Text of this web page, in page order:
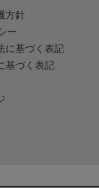
方針
ー
に基づく表記
基づく表記